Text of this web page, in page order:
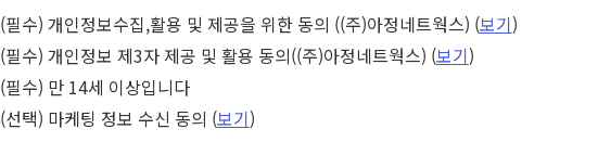
(필수) 개인정보수집,활용 및 제공을 위한 동의 ((주)아정네트웍스) (보기)
(필수) 개인정보 제3자 제공 및 활용 동의((주)아정네트웍스) (보기)
(필수) 만 14세 이상입니다
(선택) 마케팅 정보 수신 동의 (보기)